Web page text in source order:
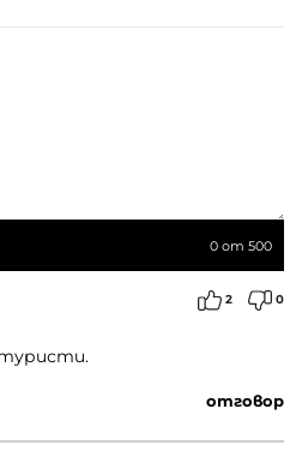
0 от 500
2 0
отговор